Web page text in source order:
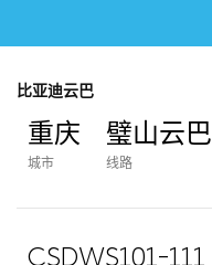
比亚迪云巴
重庆
城市
璧山云巴
线路
CSDWS101-111